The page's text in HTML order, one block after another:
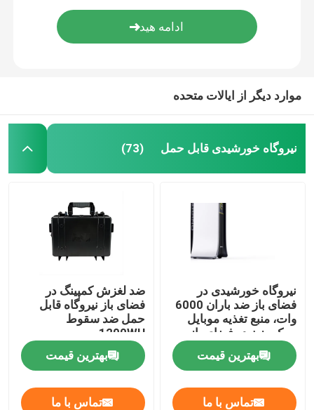
موارد دیگر از ایالات متحده
نیروگاه خورشیدی قابل حمل (73)
نیروگاه خورشیدی در
فضای باز ضد باران 6000
وات، منبع تغذیه موبایل
سبک وزن در فضای باز
بهترین قیمت
تماس با ما
ضد لغزش کمپینگ در
فضای باز نیروگاه قابل
حمل ضد سقوط
1200WH
بهترین قیمت
تماس با ما